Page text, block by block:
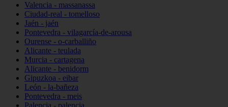
Valencia - massanassa
Ciudad-real - tomelloso
Jaén - jaén
Pontevedra - vilagarcía-de-arousa
Ourense - o-carballiño
Alicante - teulada
Murcia - cartagena
Alicante - benidorm
Gipuzkoa - eibar
León - la-bañeza
Pontevedra - meis
Palencia - palencia